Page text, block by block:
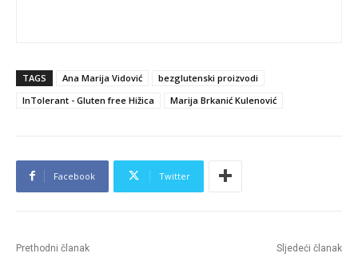
TAGS Ana Marija Vidović
bezglutenski proizvodi
InTolerant - Gluten free Hižica
Marija Brkanić Kulenović
Facebook Twitter
Prethodni članak Sljedeći članak